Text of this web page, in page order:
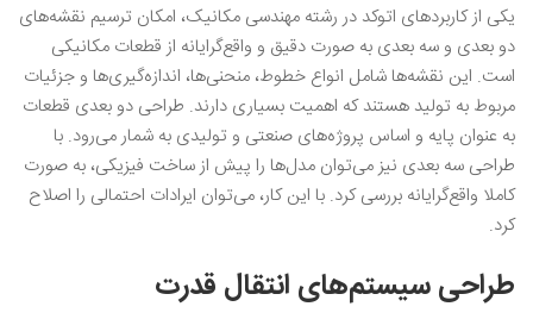
یکی از کاربردهای اتوکد در رشته مهندسی مکانیک، امکان ترسیم نقشه‌های
دو بعدی و سه بعدی به صورت دقیق و واقع‌گرایانه از قطعات مکانیکی
است. این نقشه‌ها شامل انواع خطوط، منحنی‌ها، اندازه‌گیری‌ها و جزئیات
مربوط به تولید هستند که اهمیت بسیاری دارند. طراحی دو بعدی قطعات
به عنوان پایه و اساس پروژه‌های صنعتی و تولیدی به شمار می‌رود. با
طراحی سه بعدی نیز می‌توان مدل‌ها را پیش از ساخت فیزیکی، به صورت
کاملا واقع‌گرایانه بررسی کرد.‌ با این کار، می‌توان ایرادات احتمالی را اصلاح
کرد.
طراحی سیستم‌های انتقال قدرت